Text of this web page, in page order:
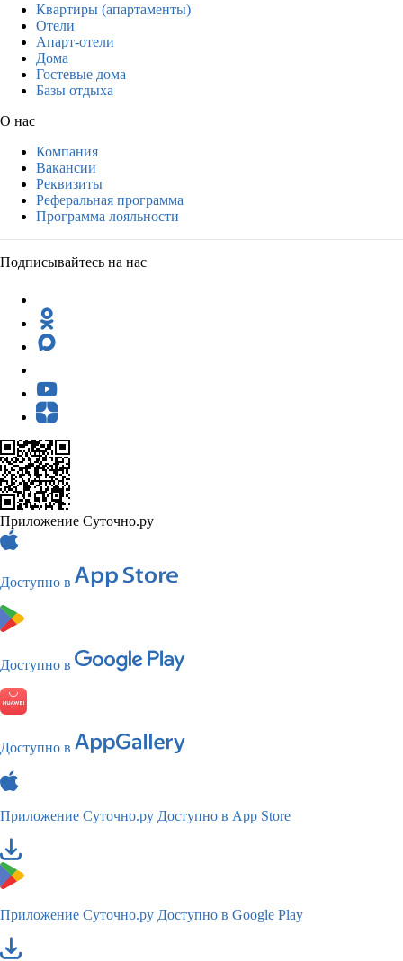
Квартиры (апартаменты)
Отели
Апарт-отели
Дома
Гостевые дома
Базы отдыха
О нас
Компания
Вакансии
Реквизиты
Реферальная программа
Программа лояльности
Подписывайтесь на нас
Приложение Суточно.ру
Доступно в
Доступно в
Доступно в
Приложение Суточно.ру Доступно в App Store
Приложение Суточно.ру Доступно в Google Play